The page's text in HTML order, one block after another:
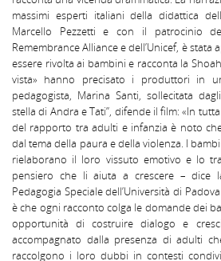
massimi esperti italiani della didattica
Marcello Pezzetti e con il patrocinio
Remembrance Alliance e dell’Unicef, è
essere rivolta ai bambini e racconta la
vista» hanno precisato i produttori in
pedagogista, Marina Santi, sollecitata
stella di Andra e Tati”, difende il film: «In
del rapporto tra adulti e infanzia è noto
dal tema della paura e della violenza. I
rielaborano il loro vissuto emotivo e lo
pensiero che li aiuta a crescere – dice
Pedagogia Speciale dell’Università di
è che ogni racconto colga le domande dei
opportunità di costruire dialogo e
accompagnato dalla presenza di adulti
raccolgono i loro dubbi in contesti